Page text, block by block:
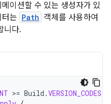
이션할 수 있는 생성자가 있
는 Path 객체를 사용하여
니다.
>= Build .VERSION_CODES